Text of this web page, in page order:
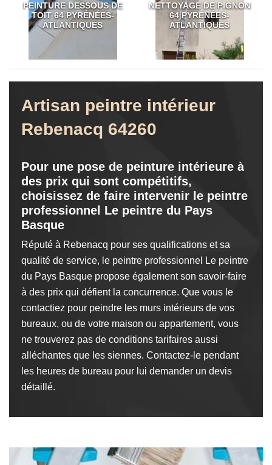
PEINTURE DESSOUS DE
TOIT 64 PYRÉNÉES-
ATLANTIQUES
NETTOYAGE DE PIGNON
64 PYRÉNÉES-
ATLANTIQUES
Artisan peintre intérieur
Rebenacq 64260
Pour une pose de peinture intérieure à
des prix qui sont compétitifs,
choisissez de faire intervenir le peintre
professionnel Le peintre du Pays
Basque
Réputé à Rebenacq pour ses qualifications et sa
qualité de service, le peintre professionnel Le peintre
du Pays Basque propose également son savoir-faire
à des prix qui défient la concurrence. Que vous le
contactiez pour peindre les murs intérieurs de vos
bureaux, ou de votre maison ou appartement, vous
ne trouverez pas de conditions tarifaires aussi
alléchantes que les siennes. Contactez-le pendant
les heures de bureau pour lui demander un devis
détaillé.